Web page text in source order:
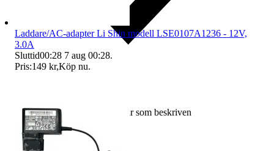
Ersättning om varan inte är som beskriven
Laddare/AC-adapter Li Shin modell LSE0107A1236 - 12V,
3.0A
Sluttid00:28 7 aug 00:28.
Pris:149 kr,Köp nu.